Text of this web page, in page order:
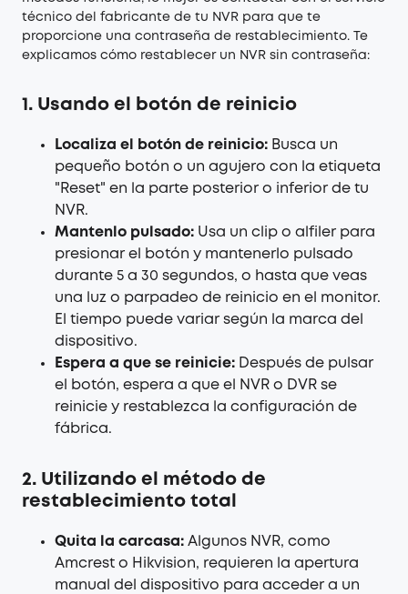
técnico del fabricante de tu NVR para que te
proporcione una contraseña de restablecimiento. Te
explicamos cómo restablecer un NVR sin contraseña:
1. Usando el botón de reinicio
Localiza el botón de reinicio: Busca un
pequeño botón o un agujero con la etiqueta
"Reset" en la parte posterior o inferior de tu
NVR.
Mantenlo pulsado: Usa un clip o alfiler para
presionar el botón y mantenerlo pulsado
durante 5 a 30 segundos, o hasta que veas
una luz o parpadeo de reinicio en el monitor.
El tiempo puede variar según la marca del
dispositivo.
Espera a que se reinicie: Después de pulsar
el botón, espera a que el NVR o DVR se
reinicie y restablezca la configuración de
fábrica.
2. Utilizando el método de
restablecimiento total
Quita la carcasa: Algunos NVR, como
Amcrest o Hikvision, requieren la apertura
manual del dispositivo para acceder a un